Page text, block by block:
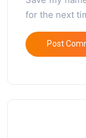
for the next